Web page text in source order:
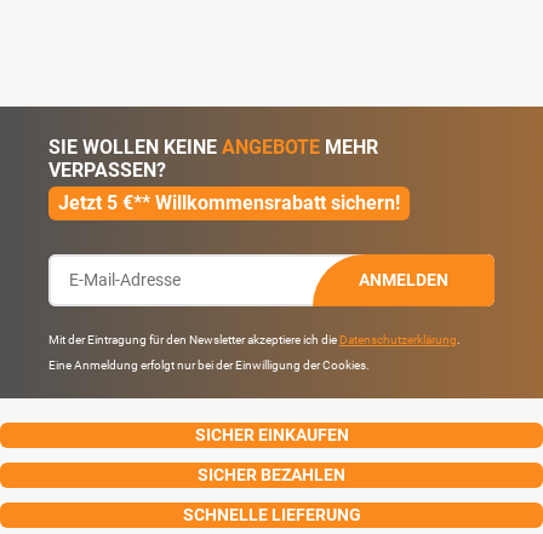
SIE WOLLEN KEINE ANGEBOTE MEHR
VERPASSEN?
Jetzt 5 €** Willkommensrabatt sichern!
ANMELDEN
Mit der Eintragung für den Newsletter akzeptiere ich die Datenschutzerklärung
Eine Anmeldung erfolgt nur bei der Einwilligung der Cookies.
SICHER EINKAUFEN
SICHER BEZAHLEN
SCHNELLE LIEFERUNG